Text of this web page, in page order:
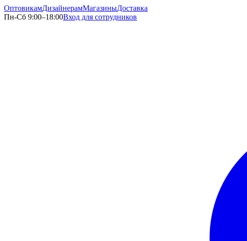
ОптовикамДизайнерамМагазиныДоставка
Пн-Сб 9:00–18:00Вход для сотрудников